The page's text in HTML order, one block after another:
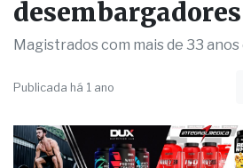
Magistrados com mais de 33 anos